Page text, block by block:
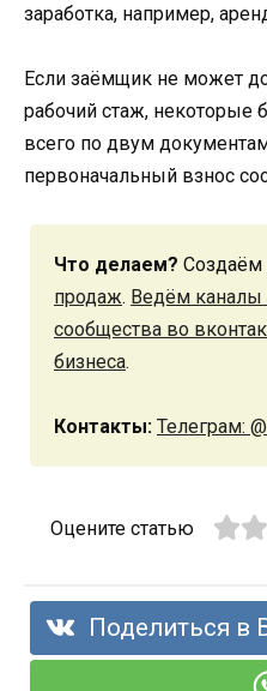
заработка, например,
Если заёмщик не может
рабочий стаж, некоторые
всего по двум
первоначальный взнос
Что делаем? Создаём
продаж. Ведём каналы
сообщества во
бизнеса.
Контакты: Телеграм:
Оцените статью
Поделиться в